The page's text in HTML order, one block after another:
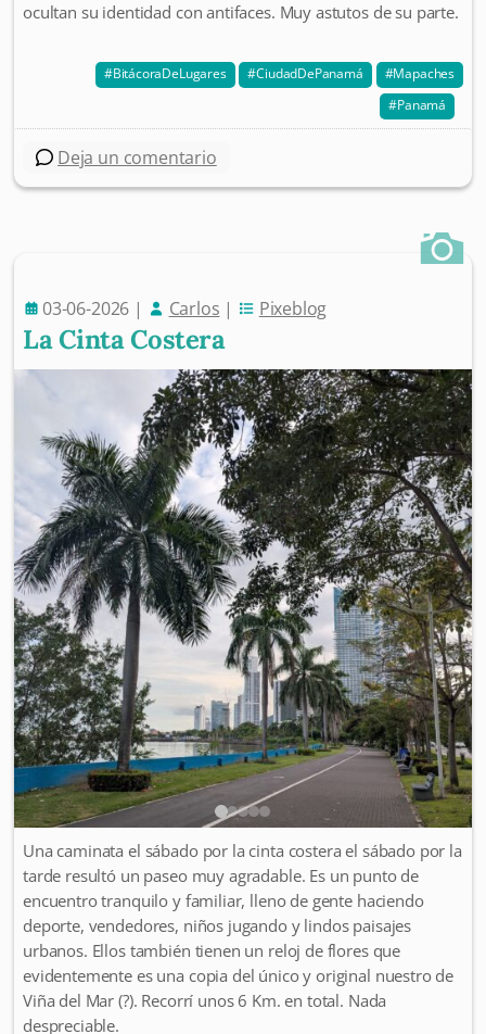
ocultan su identidad con antifaces. Muy astutos de su parte.
BitácoraDeLugares CiudadDePanamá
Mapaches
Panamá
Deja un comentario
03-06-2026 | Carlos | Pixeblog
La Cinta Costera
Una caminata el sábado por la cinta costera el sábado por la
tarde resultó un paseo muy agradable. Es un punto de
encuentro tranquilo y familiar, lleno de gente haciendo
deporte, vendedores, niños jugando y lindos paisajes
urbanos. Ellos también tienen un reloj de flores que
evidentemente es una copia del único y original nuestro de
Viña del Mar (?). Recorrí unos 6 Km. en total. Nada
despreciable.